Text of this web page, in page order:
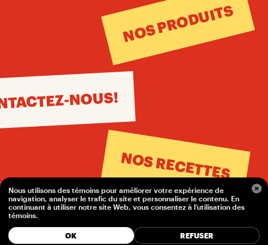
NOS PRODUITS
NOUS!
NOS RECETTES
Nous utilisons des témoins pour améliorer votre expérience de
navigation, analyser le trafic du site et personnaliser le contenu. En
continuant à utiliser notre site Web, vous consentez à l’utilisation des
témoins.
OK REFUSER